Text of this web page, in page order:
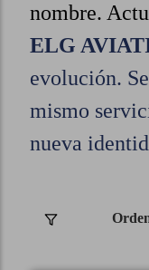
nombre.
ELG
evolución.
mismo
nueva